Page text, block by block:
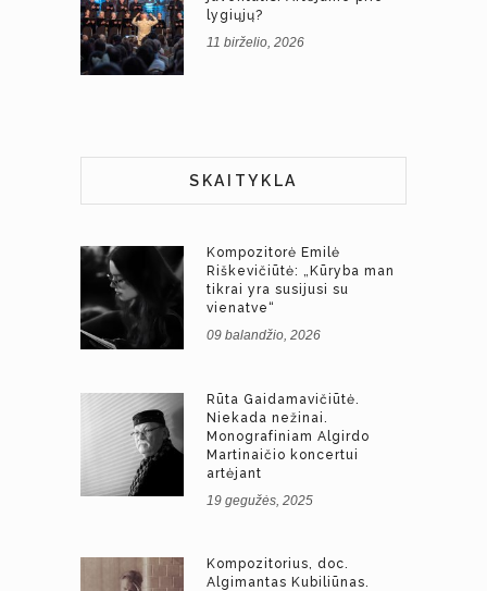
lygiųjų?
11 birželio, 2026
SKAITYKLA
Kompozitorė Emilė
Riškevičiūtė: „Kūryba man
tikrai yra susijusi su
vienatve“
09 balandžio, 2026
Rūta Gaidamavičiūtė.
Niekada nežinai.
Monografiniam Algirdo
Martinaičio koncertui
artėjant
19 gegužės, 2025
Kompozitorius, doc.
Algimantas Kubiliūnas.